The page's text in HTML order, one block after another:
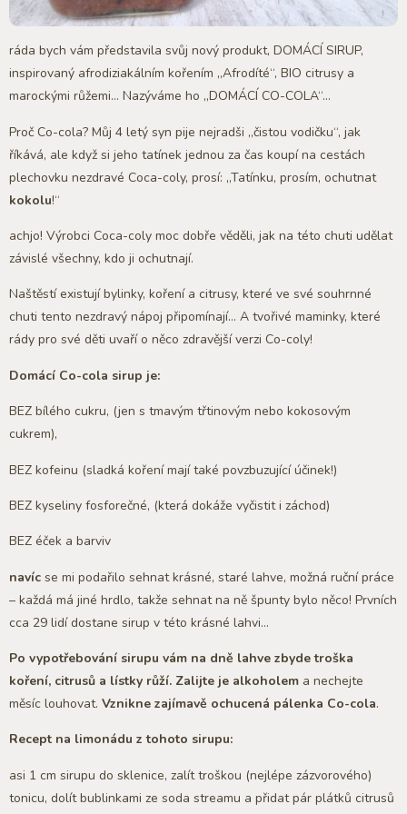
ráda bych vám představila svůj nový produkt, DOMÁCÍ SIRUP,
inspirovaný afrodiziakálním kořením „Afrodíté“, BIO citrusy a
marockými růžemi… Nazýváme ho „DOMÁCÍ CO-COLA“…
Proč Co-cola? Můj 4 letý syn pije nejradši „čistou vodičku“, jak
říkává, ale když si jeho tatínek jednou za čas koupí na cestách
plechovku nezdravé Coca-coly, prosí: „Tatínku, prosím, ochutnat
kokolu!“
achjo! Výrobci Coca-coly moc dobře věděli, jak na této chuti udělat
závislé všechny, kdo ji ochutnají.
Naštěstí existují bylinky, koření a citrusy, které ve své souhrnné
chuti tento nezdravý nápoj připomínají… A tvořivé maminky, které
rády pro své děti uvaří o něco zdravější verzi Co-coly!
Domácí Co-cola sirup je:
BEZ bílého cukru, (jen s tmavým třtinovým nebo kokosovým
cukrem),
BEZ kofeinu (sladká koření mají také povzbuzující účinek!)
BEZ kyseliny fosforečné, (která dokáže vyčistit i záchod)
BEZ éček a barviv
navíc se mi podařilo sehnat krásné, staré lahve, možná ruční práce
– každá má jiné hrdlo, takže sehnat na ně špunty bylo něco! Prvních
cca 29 lidí dostane sirup v této krásné lahvi…
Po vypotřebování sirupu vám na dně lahve zbyde troška
koření, citrusů a lístky růží. Zalijte je alkoholem a nechejte
měsíc louhovat. Vznikne zajímavě ochucená pálenka Co-cola.
Recept na limonádu z tohoto sirupu:
asi 1 cm sirupu do sklenice, zalít troškou (nejlépe zázvorového)
tonicu, dolít bublinkami ze soda streamu a přidat pár plátků citrusů